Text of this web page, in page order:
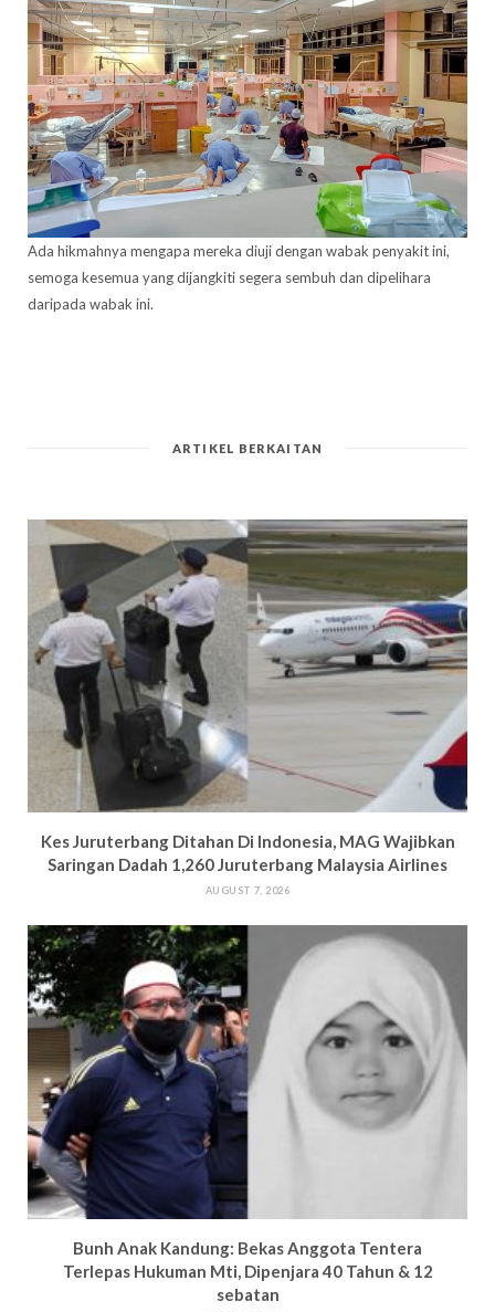
Ada hikmahnya mengapa mereka diuji dengan wabak penyakit ini,
semoga kesemua yang dijangkiti segera sembuh dan dipelihara
daripada wabak ini.
ARTIKEL BERKAITAN
Kes Juruterbang Ditahan Di Indonesia, MAG Wajibkan
Saringan Dadah 1,260 Juruterbang Malaysia Airlines
AUGUST 7, 2026
Bunh Anak Kandung: Bekas Anggota Tentera
Terlepas Hukuman Mti, Dipenjara 40 Tahun & 12
sebatan